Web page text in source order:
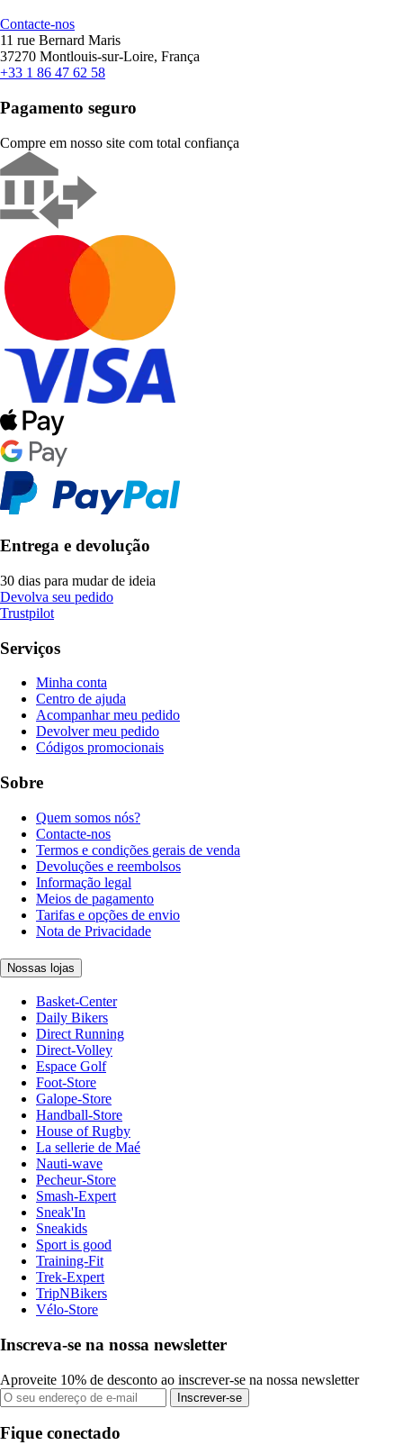
Contacte-nos
11 rue Bernard Maris
37270 Montlouis-sur-Loire, França
+33 1 86 47 62 58
Pagamento seguro
Compre em nosso site com total confiança
Entrega e devolução
30 dias para mudar de ideia
Devolva seu pedido
Trustpilot
Serviços
Minha conta
Centro de ajuda
Acompanhar meu pedido
Devolver meu pedido
Códigos promocionais
Sobre
Quem somos nós?
Contacte-nos
Termos e condições gerais de venda
Devoluções e reembolsos
Informação legal
Meios de pagamento
Tarifas e opções de envio
Nota de Privacidade
Nossas lojas
Basket-Center
Daily Bikers
Direct Running
Direct-Volley
Espace Golf
Foot-Store
Galope-Store
Handball-Store
House of Rugby
La sellerie de Maé
Nauti-wave
Pecheur-Store
Smash-Expert
Sneak'In
Sneakids
Sport is good
Training-Fit
Trek-Expert
TripNBikers
Vélo-Store
Inscreva-se na nossa newsletter
Aproveite 10% de desconto ao inscrever-se na nossa newsletter
Inscrever-se
Fique conectado